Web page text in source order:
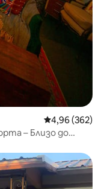
Средна
4,96 (362)
– Близо до